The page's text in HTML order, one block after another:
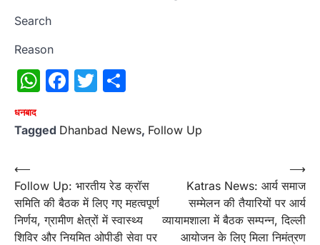
Search
Reason
WhatsApp
Facebook
Twitter
धनबाद
Tagged Dhanbad News, Follow Up
Post
navigation
⟵
Follow Up: भारतीय रेड क्रॉस
समिति की बैठक में लिए गए महत्वपूर्ण
निर्णय, ग्रामीण क्षेत्रों में स्वास्थ्य
शिविर और नियमित ओपीडी सेवा पर
Katras News: आर्य समाज
सम्मेलन की तैयारियों पर आर्य
व्यायामशाला में बैठक सम्पन्न, दिल्ली
आयोजन के लिए मिला निमंत्रण
⟶